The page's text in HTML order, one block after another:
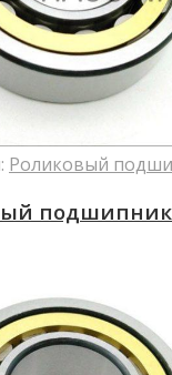
Роликовый
подшипник